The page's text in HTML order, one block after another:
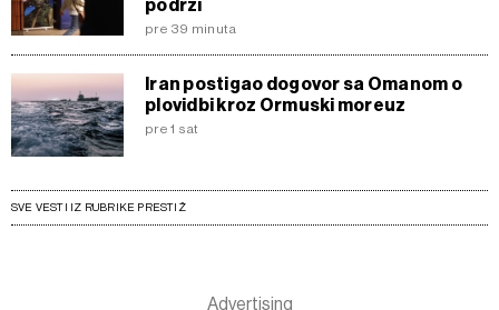
podrži
pre 39 minuta
Iran postigao dogovor sa Omanom o
plovidbi kroz Ormuski moreuz
pre 1 sat
SVE VESTI IZ RUBRIKE PRESTIŽ